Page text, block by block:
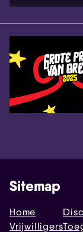
Sitemap
Home
Vrijwilligers